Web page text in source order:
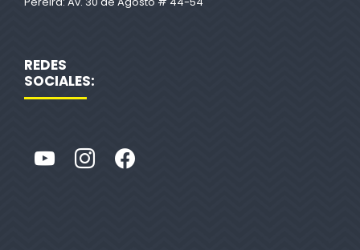
REDES
SOCIALES: